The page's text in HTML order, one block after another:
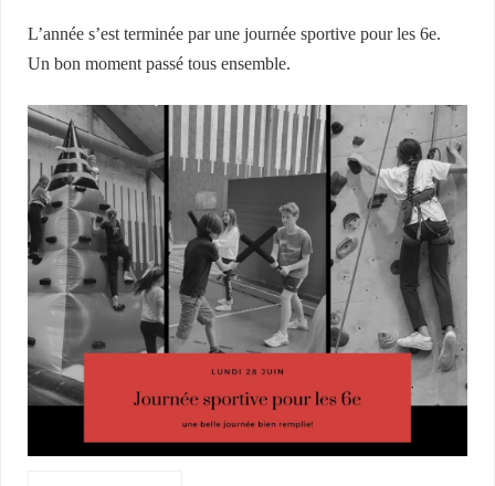
L’année s’est terminée par une journée sportive pour les 6e.
Un bon moment passé tous ensemble.